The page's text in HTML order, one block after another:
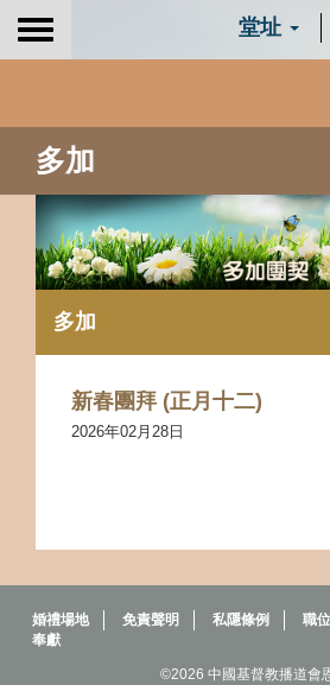
Toggle
堂址
多加
多加
新春團拜 (正月十二)
2026年02月28日
婚禮場地 免責聲明 私隱條例 職
奉獻
©2026 中國基督教播道會